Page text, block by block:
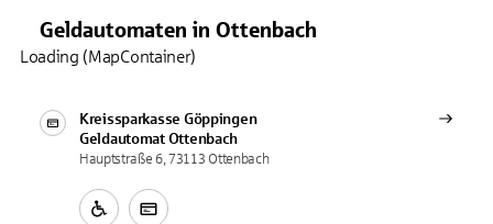
Geldautomaten in Ottenbach
Kreissparkasse Göppingen
Geldautomat Ottenbach
Hauptstraße 6, 73113 Ottenbach
Loading (MapContainer)